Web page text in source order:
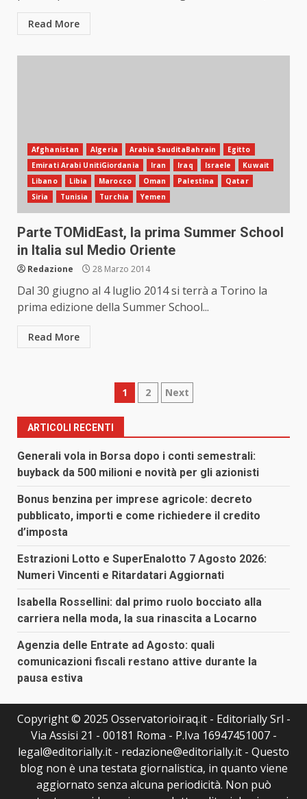
Read More
Afghanistan Algeria Arabia SauditaBahrain
Egitto
Emirati Arabi UnitiGiordania
Iran Iraq Israele
Kuwait
Libano
Libia Marocco Oman Palestina
Qatar
Siria
Tunisia Turchia Yemen
Parte TOMidEast, la prima Summer School
in Italia sul Medio Oriente
Redazione 28 Marzo 2014
Dal 30 giugno al 4 luglio 2014 si terrà a Torino la
prima edizione della Summer School...
Read More
Paginazione
degli
articoli
1 2 Next
ARTICOLI RECENTI
Generali vola in Borsa dopo i conti semestrali:
buyback da 500 milioni e novità per gli azionisti
Bonus benzina per imprese agricole: decreto
pubblicato, importi e come richiedere il credito
d’imposta
Estrazioni Lotto e SuperEnalotto 7 Agosto 2026:
Numeri Vincenti e Ritardatari Aggiornati
Isabella Rossellini: dal primo ruolo bocciato alla
carriera nella moda, la sua rinascita a Locarno
Agenzia delle Entrate ad Agosto: quali
comunicazioni fiscali restano attive durante la
pausa estiva
Copyright © 2025 Osservatorioiraq.it - Editorially Srl -
Via Assisi 21 - 00181 Roma - P.Iva 16947451007 -
legal@editorially.it - redazione@editorially.it - Questo
blog non è una testata giornalistica, in quanto viene
aggiornato senza alcuna periodicità. Non può